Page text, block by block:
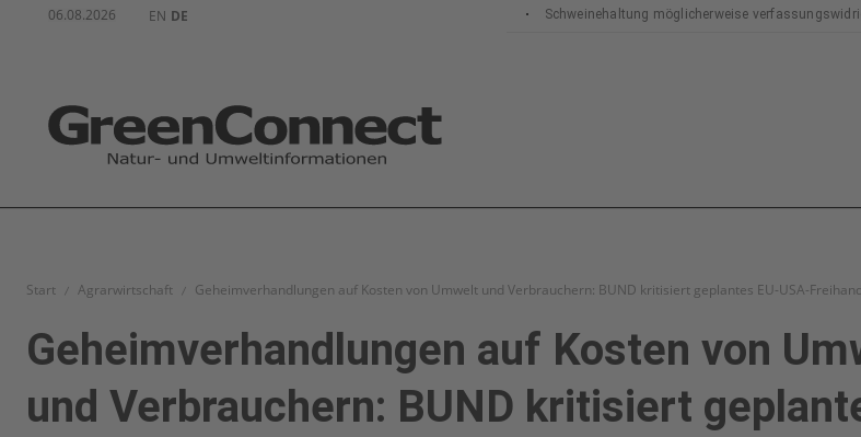
06.08.2026 EN DE
Schweinehaltung möglicherweise
Start Agrarwirtschaft Geheimverhandlungen auf Kosten von Umwelt und Verbrauchern: BUND kritisiert geplantes EU-USA-
Geheimverhandlungen auf Kosten von
und Verbrauchern: BUND kritisiert